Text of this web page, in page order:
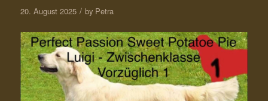
20. August 2025 / by Petra